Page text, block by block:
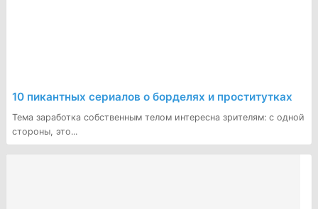
10 пикантных сериалов о борделях и проститутках
Тема заработка собственным телом интересна зрителям: с одной
стороны, это...